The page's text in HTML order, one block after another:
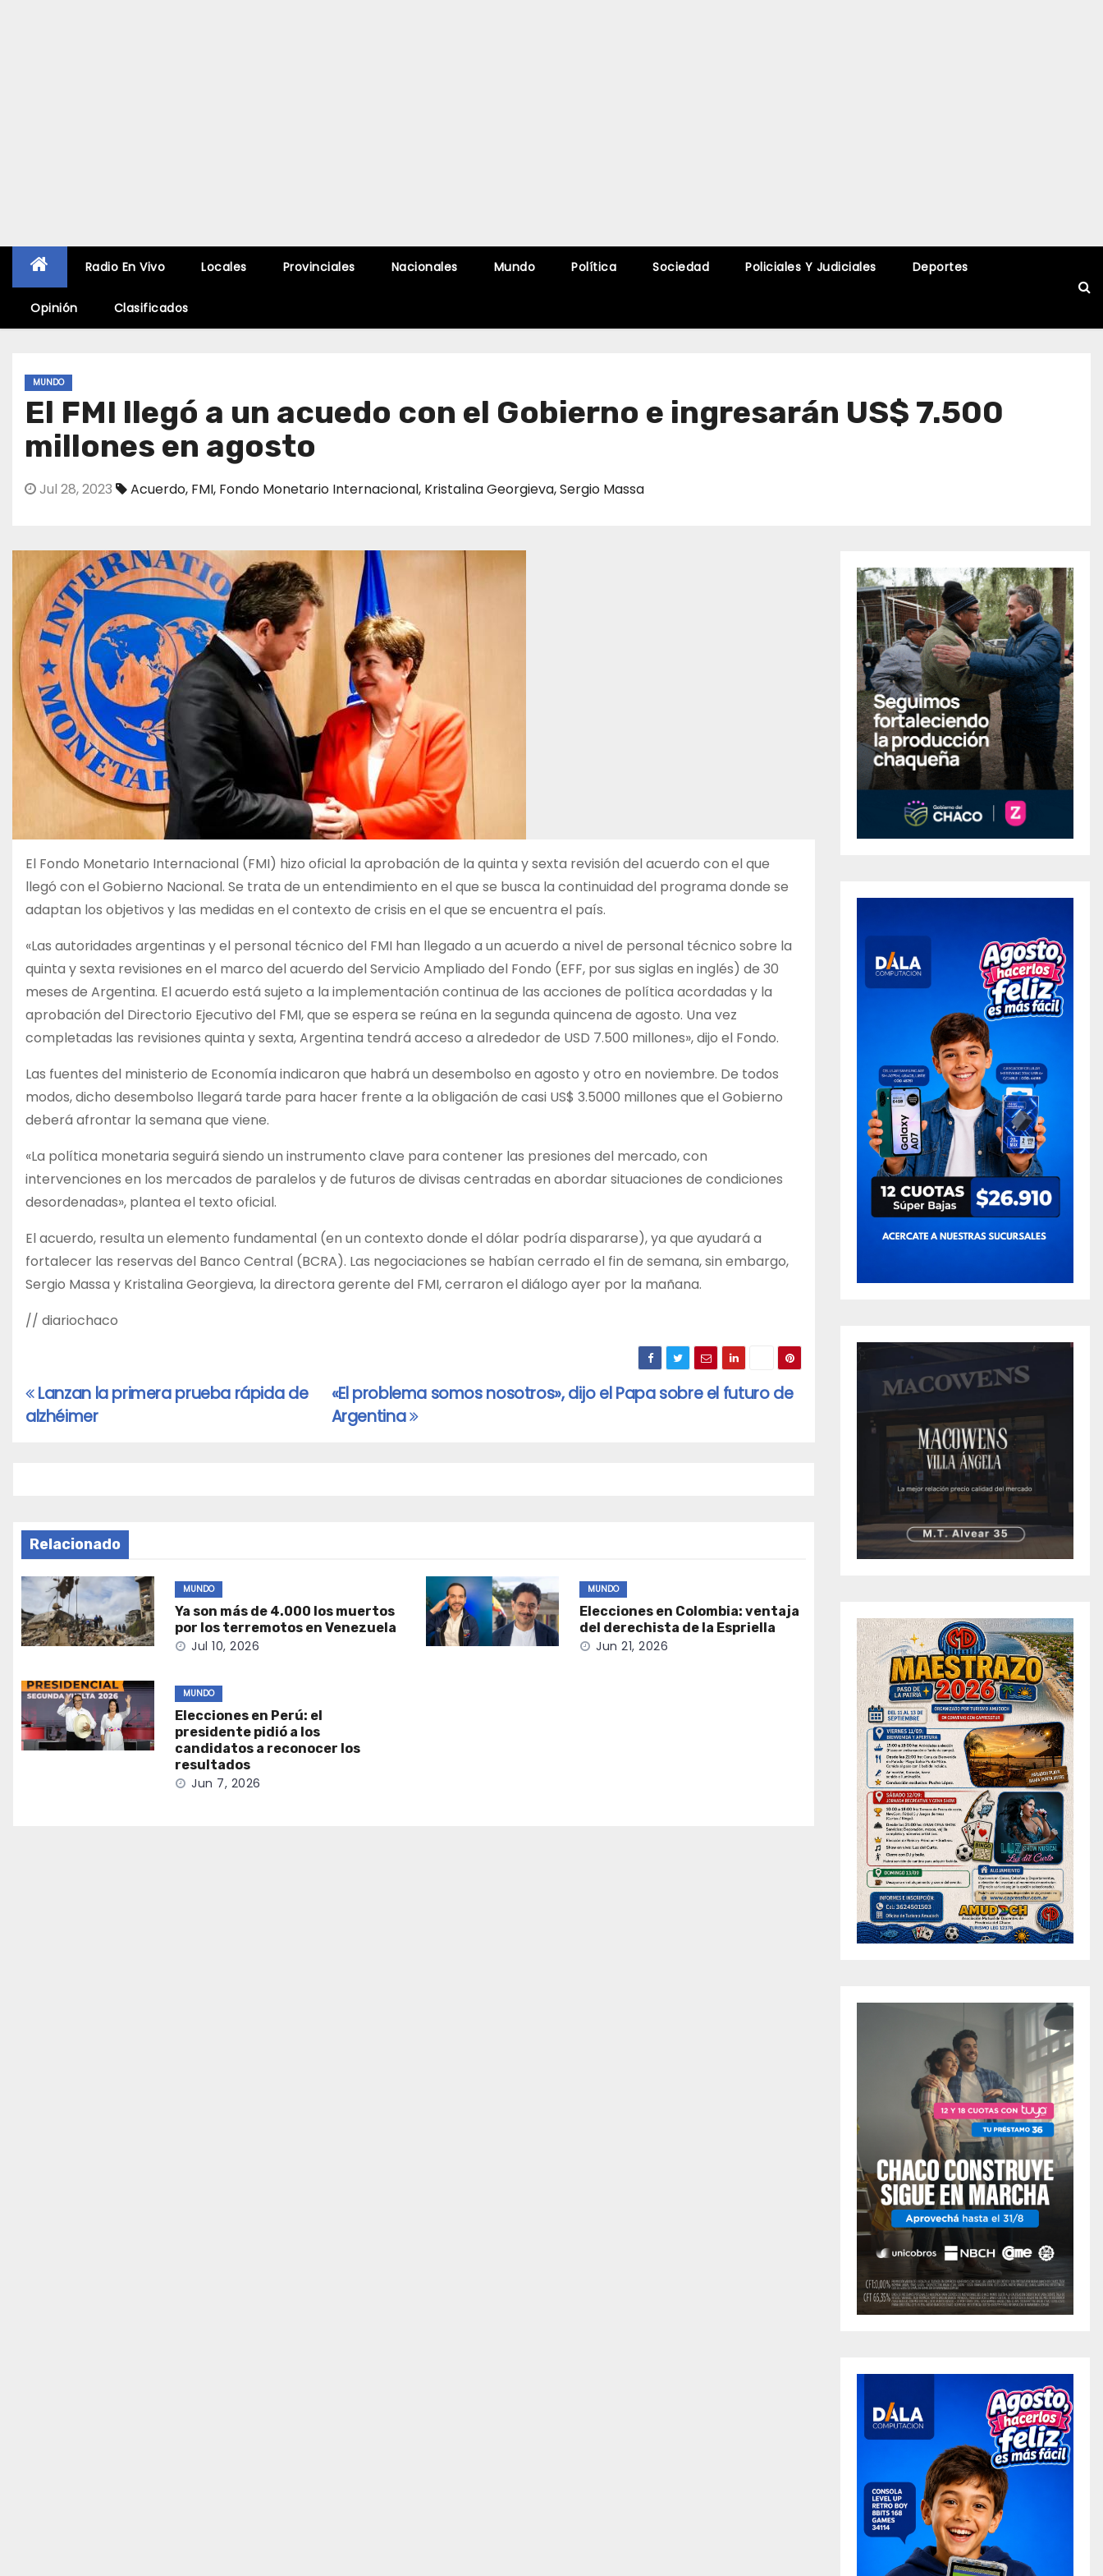
Radio En Vivo Locales Provinciales Nacionales Mundo Política Sociedad Policiales Y Judiciales Deportes
Opinión Clasificados
MUNDO
El FMI llegó a un acuedo con el Gobierno e ingresarán US$ 7.500
millones en agosto
Jul 28, 2023 Acuerdo, FMI, Fondo Monetario Internacional, Kristalina Georgieva,Sergio Massa
El Fondo Monetario Internacional (FMI) hizo oficial la aprobación de la quinta y sexta revisión del acuerdo con el que
llegó con el Gobierno Nacional. Se trata de un entendimiento en el que se busca la continuidad del programa donde se
adaptan los objetivos y las medidas en el contexto de crisis en el que se encuentra el país.
«Las autoridades argentinas y el personal técnico del FMI han llegado a un acuerdo a nivel de personal técnico sobre la
quinta y sexta revisiones en el marco del acuerdo del Servicio Ampliado del Fondo (EFF, por sus siglas en inglés) de 30
meses de Argentina. El acuerdo está sujeto a la implementación continua de las acciones de política acordadas y la
aprobación del Directorio Ejecutivo del FMI, que se espera se reúna en la segunda quincena de agosto. Una vez
completadas las revisiones quinta y sexta, Argentina tendrá acceso a alrededor de USD 7.500 millones», dijo el Fondo.
Las fuentes del ministerio de Economía indicaron que habrá un desembolso en agosto y otro en noviembre. De todos
modos, dicho desembolso llegará tarde para hacer frente a la obligación de casi US$ 3.5000 millones que el Gobierno
deberá afrontar la semana que viene.
«La política monetaria seguirá siendo un instrumento clave para contener las presiones del mercado, con
intervenciones en los mercados de paralelos y de futuros de divisas centradas en abordar situaciones de condiciones
desordenadas», plantea el texto oficial.
El acuerdo, resulta un elemento fundamental (en un contexto donde el dólar podría dispararse), ya que ayudará a
fortalecer las reservas del Banco Central (BCRA). Las negociaciones se habían cerrado el fin de semana, sin embargo,
Sergio Massa y Kristalina Georgieva, la directora gerente del FMI, cerraron el diálogo ayer por la mañana.
// diariochaco
Navegación
de
«El problema somos nosotros», dijo el Papa sobre el futuro de
Argentina
Lanzan la primera prueba rápida de
alzhéimer
Relacionado
MUNDO
Ya son más de 4.000 los muertos
por los terremotos en Venezuela
Jul 10, 2026
MUNDO
Elecciones en Colombia: ventaja
del derechista de la Espriella
Jun 21, 2026
MUNDO
Elecciones en Perú: el
presidente pidió a los
candidatos a reconocer los
resultados
Jun 7, 2026